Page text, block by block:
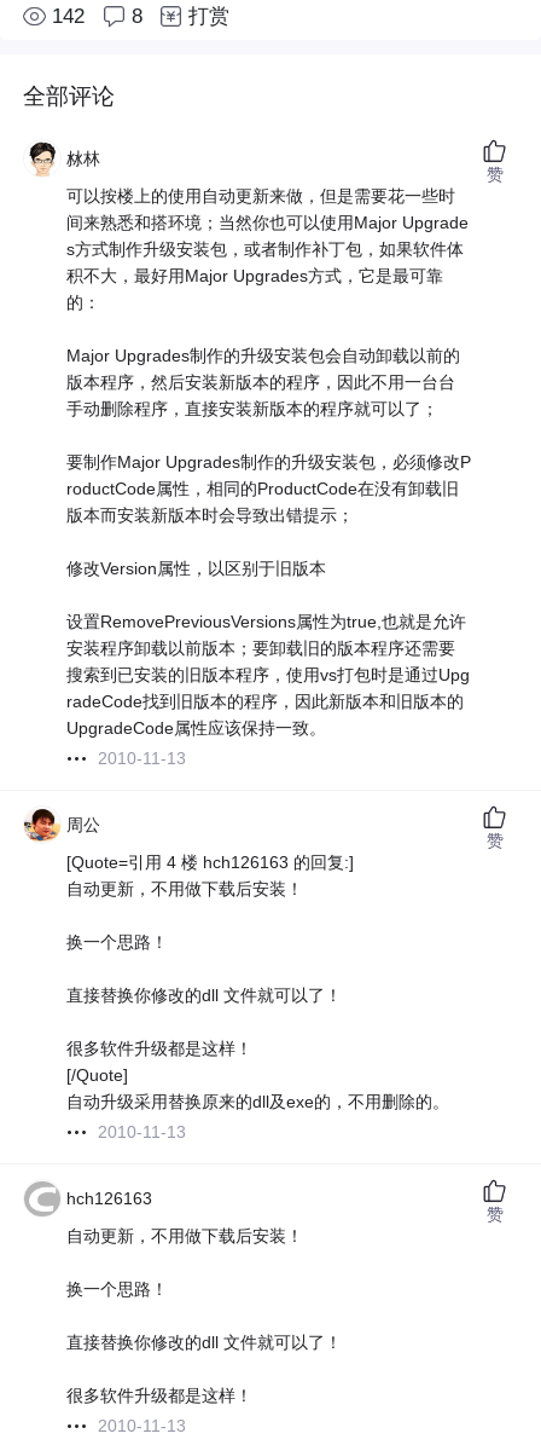
142 8 打赏
全部评论
沝林
可以按楼上的使用自动更新来做，但是需要花一些时
间来熟悉和搭环境；当然你也可以使用Major Upgrade
s方式制作升级安装包，或者制作补丁包，如果软件体
积不大，最好用Major Upgrades方式，它是最可靠
的：
Major Upgrades制作的升级安装包会自动卸载以前的
版本程序，然后安装新版本的程序，因此不用一台台
手动删除程序，直接安装新版本的程序就可以了；
要制作Major Upgrades制作的升级安装包，必须修改P
roductCode属性，相同的ProductCode在没有卸载旧
版本而安装新版本时会导致出错提示；
修改Version属性，以区别于旧版本
设置RemovePreviousVersions属性为true,也就是允许
安装程序卸载以前版本；要卸载旧的版本程序还需要
搜索到已安装的旧版本程序，使用vs打包时是通过Upg
radeCode找到旧版本的程序，因此新版本和旧版本的
UpgradeCode属性应该保持一致。
2010-11-13
赞
周公
[Quote=引用 4 楼 hch126163 的回复:]
自动更新，不用做下载后安装！
换一个思路！
直接替换你修改的dll 文件就可以了！
很多软件升级都是这样！
[/Quote]
自动升级采用替换原来的dll及exe的，不用删除的。
2010-11-13
赞
hch126163
自动更新，不用做下载后安装！
换一个思路！
直接替换你修改的dll 文件就可以了！
很多软件升级都是这样！
2010-11-13
赞